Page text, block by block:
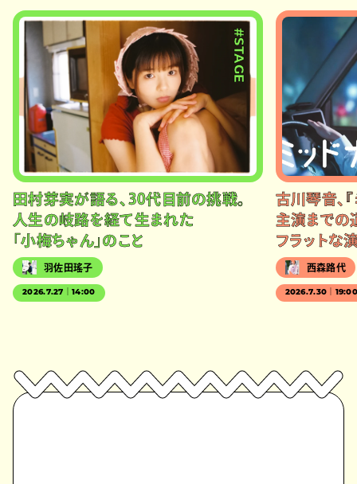
#STAGE
田村芽実が語る、30代目前の挑戦。
人生の岐路を経て生まれた
「小梅ちゃん」のこと
羽佐田瑤子
2026.7.27｜14:00
古川琴音、
主演までの
フラットな
西森路代
2026.7.30｜